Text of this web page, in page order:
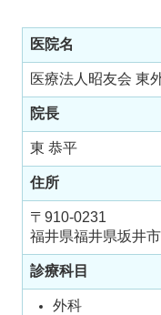
医院名
医療法人昭友会 東
院長
東 恭平
住所
〒910-0231
福井県福井県坂井
診療科目
外科